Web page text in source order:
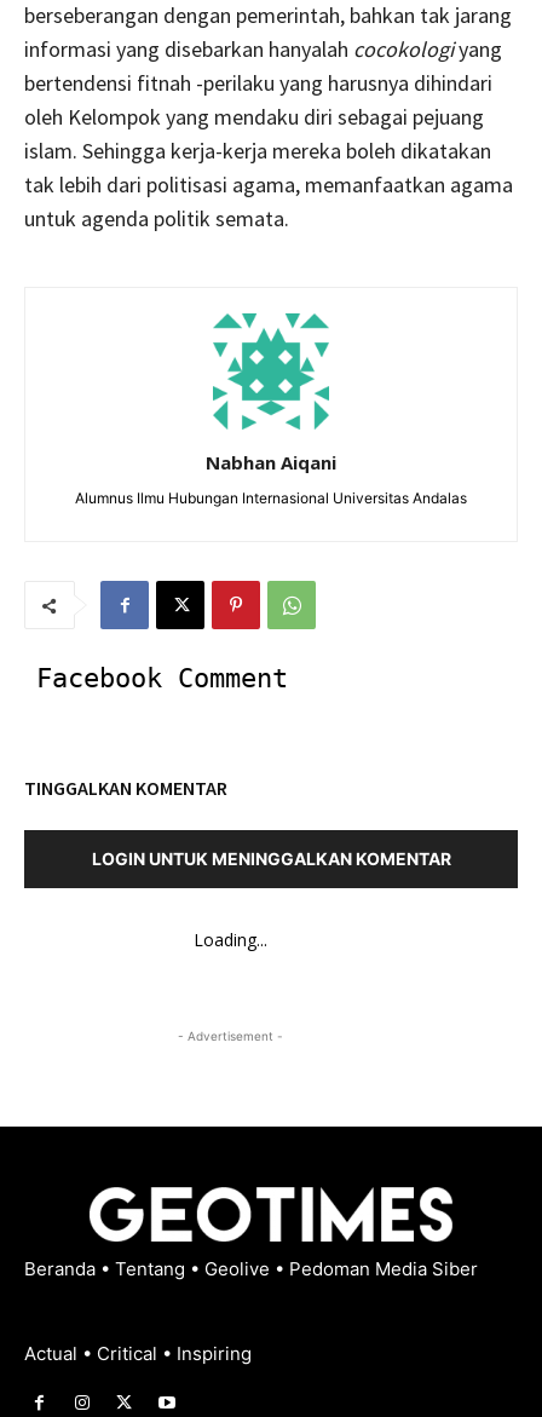
berseberangan dengan pemerintah, bahkan tak jarang
informasi yang disebarkan hanyalah cocokologiyang
bertendensi fitnah -perilaku yang harusnya dihindari
oleh Kelompok yang mendaku diri sebagai pejuang
islam. Sehingga kerja-kerja mereka boleh dikatakan
tak lebih dari politisasi agama, memanfaatkan agama
untuk agenda politik semata.
Nabhan Aiqani
Alumnus Ilmu Hubungan Internasional Universitas Andalas
Facebook Comment
TINGGALKAN KOMENTAR
LOGIN UNTUK MENINGGALKAN KOMENTAR
Loading...
- Advertisement -
Beranda • Tentang • Geolive • Pedoman Media Siber
Actual • Critical • Inspiring